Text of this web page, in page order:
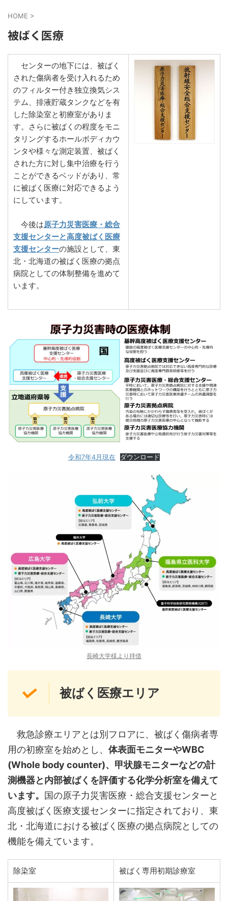
HOME >
被ばく医療
センターの地下には、被ばく
された傷病者を受け入れるため
のフィルター付き独立換気シス
テム、排液貯蔵タンクなどを有
した除染室と初療室がありま
す。さらに被ばくの程度をモニ
タリングするホールボディカウ
ンタや様々な測定装置、被ばく
された方に対し集中治療を行う
ことができるベッドがあり、常
に被ばく医療に対応できるよう
にしています。
今後は原子力災害医療・総合
支援センターと高度被ばく医療
支援センターの施設として、東
北・北海道の被ばく医療の拠点
病院としての体制整備を進めて
います。
令和7年4月現在 ダウンロード
長崎大学様より拝借
被ばく医療エリア
救急診療エリアとは別フロアに、被ばく傷病者専
用の初療室を始めとし、 体表面モニターやWBC
(Whole body counter)、甲状腺モニターなどの計
測機器と内部被ばくを評価する化学分析室を備えて
います。 国の原子力災害医療・総合支援センターと
高度被ばく医療支援センターに指定されており、東
北・北海道における被ばく医療の拠点病院としての
機能を備えています。
除染室 被ばく専用初期診療室